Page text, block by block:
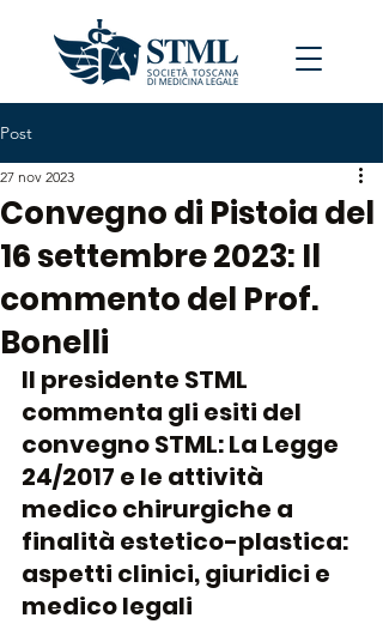
Post
Convegno di Pistoia del
16 settembre 2023: Il
commento del Prof.
Bonelli
27 nov 2023
Il presidente STML
commenta gli esiti del
convegno STML: La Legge
24/2017 e le attività
medico chirurgiche a
finalità estetico-plastica:
aspetti clinici, giuridici e
medico legali